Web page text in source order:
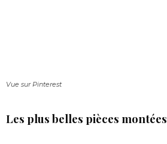
Vue sur Pinterest
Les plus belles pièces